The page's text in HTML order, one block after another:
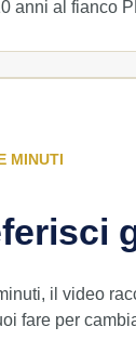
anni al fianco
MINUTI
il video
fare per